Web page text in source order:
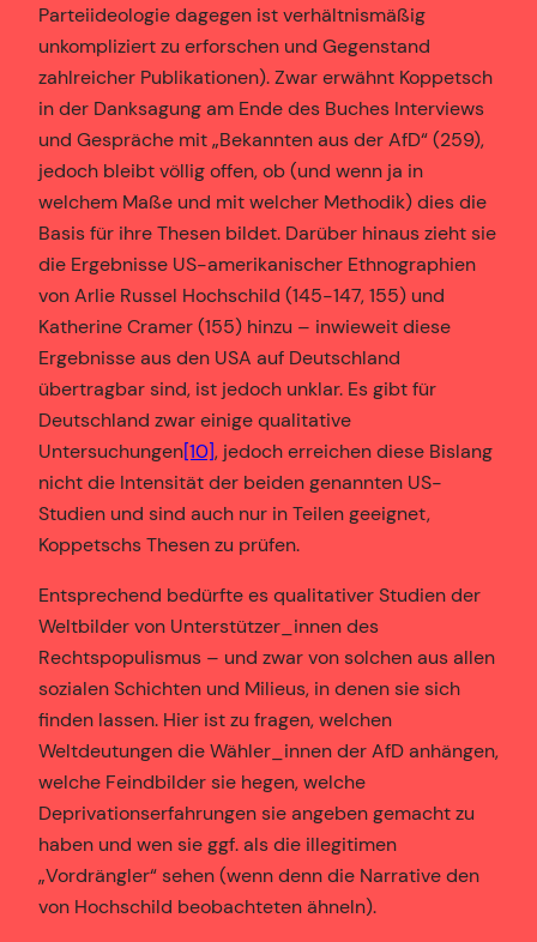
Parteiideologie dagegen ist verhältnismäßig
unkompliziert zu erforschen und Gegenstand
zahlreicher Publikationen). Zwar erwähnt Koppetsch
in der Danksagung am Ende des Buches Interviews
und Gespräche mit „Bekannten aus der AfD“ (259),
jedoch bleibt völlig offen, ob (und wenn ja in
welchem Maße und mit welcher Methodik) dies die
Basis für ihre Thesen bildet. Darüber hinaus zieht sie
die Ergebnisse US-amerikanischer Ethnographien
von Arlie Russel Hochschild (145-147, 155) und
Katherine Cramer (155) hinzu – inwieweit diese
Ergebnisse aus den USA auf Deutschland
übertragbar sind, ist jedoch unklar. Es gibt für
Deutschland zwar einige qualitative
Untersuchungen[10], jedoch erreichen diese Bislang
nicht die Intensität der beiden genannten US-
Studien und sind auch nur in Teilen geeignet,
Koppetschs Thesen zu prüfen.
Entsprechend bedürfte es qualitativer Studien der
Weltbilder von Unterstützer_innen des
Rechtspopulismus – und zwar von solchen aus allen
sozialen Schichten und Milieus, in denen sie sich
finden lassen. Hier ist zu fragen, welchen
Weltdeutungen die Wähler_innen der AfD anhängen,
welche Feindbilder sie hegen, welche
Deprivationserfahrungen sie angeben gemacht zu
haben und wen sie ggf. als die illegitimen
„Vordrängler“ sehen (wenn denn die Narrative den
von Hochschild beobachteten ähneln).